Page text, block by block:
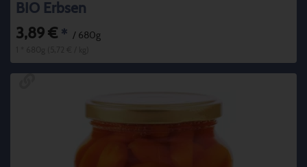
BIO Erbsen
3,89 € * / 680g